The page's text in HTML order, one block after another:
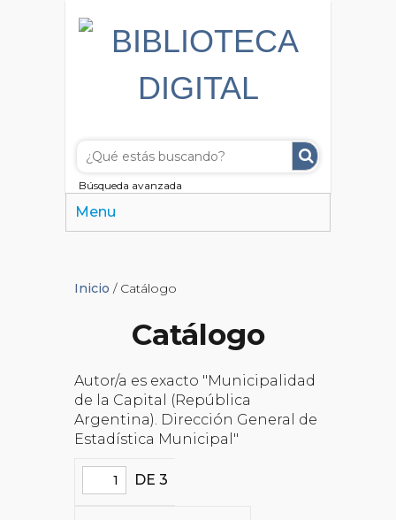
Búsqueda avanzada
Menu
Inicio / Catálogo
Catálogo
Autor/a es exacto "Municipalidad
de la Capital (República
Argentina). Dirección General de
Estadística Municipal"
DE 3